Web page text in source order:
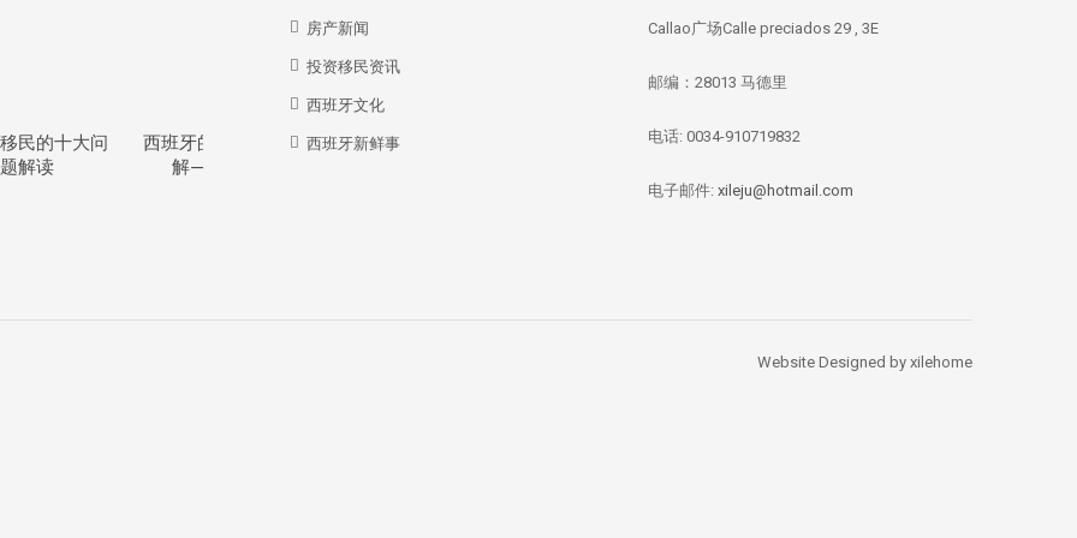
民的十大问
题解读
西班牙的教育体系详
解—干货分享
西班牙华人牛在哪
华媒：西班牙投资移
总量居榜首
【独家新闻/投资资
房价刷新记录：跌幅
房产新闻
投资移民资讯
西班牙文化
西班牙新鲜事
Callao广场Calle preciados 29 , 3E
邮编：28013 马德里
电话: 0034-910719832
电子邮件: xileju@hotmail.com
Website Designed by xilehome